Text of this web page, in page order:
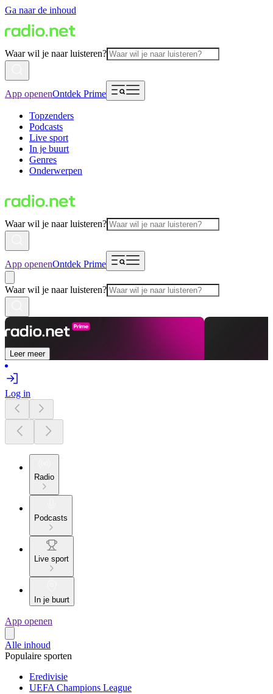
Ga naar de inhoud
Waar wil je naar luisteren?
App openenOntdek Prime
Topzenders
Podcasts
Live sport
In je buurt
Genres
Onderwerpen
Waar wil je naar luisteren?
App openenOntdek Prime
Waar wil je naar luisteren?
Leer meer
Log in
Radio
Podcasts
Live sport
In je buurt
App openen
Alle inhoud
Populaire sporten
Eredivisie
UEFA Champions League